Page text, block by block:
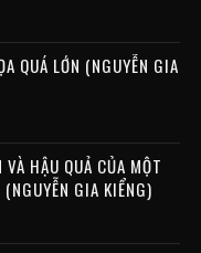
QUÁ LỚN (NGUYỄN GIA
HẬU QUẢ CỦA MỘT
GIA KIỂNG)